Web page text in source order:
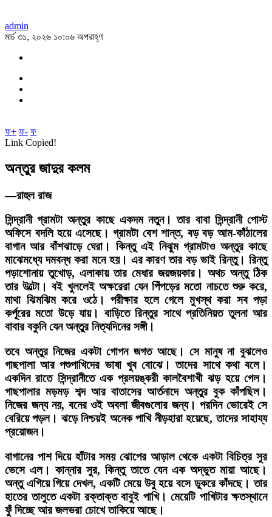
admin
মার্চ ৩১, ২০২৬ ১০:০৬ অপরাহ্ণ
ফ+ ফ- ফ
Link Copied!
অন্তুর জাদুর কলম
—রাহুল রাজ
সিন্দ্রানী গ্রামটা অন্তুর কাছে একদম নতুন। তার বাবা সিন্দ্রানী পোস্ট
অফিসে বদলি হয়ে এসেছে। গ্রামটা বেশ শান্ত, বড় বড় আম-কাঁঠালের
বাগান আর বাঁশঝাড়ে ঘেরা। কিন্তু এই নিঝুম গ্রামটাও অন্তুর কাছে
মাঝেমধ্যে দমবন্ধ করা মনে হয়। এর কারণ তার বড় ভাই রিন্তু। রিন্তু
পড়াশোনায় তুখোড়, এলাকায় তার মেধার জয়জয়কার। অথচ অন্তু ঠিক
তার উল্টো। বই খুললেই অক্ষরেরা যেন পিঁপড়ের মতো নাচতে শুরু করে,
মাথা ঝিমঝিম করে ওঠে। পরীক্ষার হলে গেলে মুখস্থ করা সব পড়া
কর্পূরের মতো উড়ে যায়। বাড়িতে রিন্তুর সাথে প্রতিনিয়ত তুলনা আর
বাবার বকুনি যেন অন্তুর নিত্যদিনের সঙ্গী।
তবে অন্তুর নিজের একটা গোপন জগত আছে। সে মানুষ না বুঝলেও
গাছপালা আর পশুপাখিদের ভাষা খুব বোঝে। তাদের সাথে কথা বলে।
একদিন রাতে সিন্দ্রানীতে এক প্রলয়ঙ্করী কালবৈশাখী ঝড় হয়ে গেল।
গাছপালার মড়মড় শব্দ আর বাতাসের আর্তনাদে অন্তুর বুক কাঁপছিল।
নিজের জন্য নয়, বনের ওই অবলা জীবগুলোর জন্য। পরদিন ভোরেই সে
বেরিয়ে পড়ল। ঝড়ে নিশ্চয়ই অনেক পাখি নীড়হারা হয়েছে, তাদের সাহায্য
প্রয়োজন।
বাগানের পাশ দিয়ে হাঁটার সময় ঝোপের আড়াল থেকে একটা বিচিত্র সুর
ভেসে এল। কান্নার সুর, কিন্তু তাতে যেন এক অদ্ভুত মায়া আছে।
অন্তু এগিয়ে গিয়ে দেখল, একটি মেয়ে উবু হয়ে বসে ডুকরে কাঁদছে। তার
হাতের তালুতে একটা রক্তাক্ত বাবুই পাখি। মেয়েটি পাখিটার ক্ষতস্থানে
ফুঁ দিচ্ছে আর জলভরা চোখে তাকিয়ে আছে।